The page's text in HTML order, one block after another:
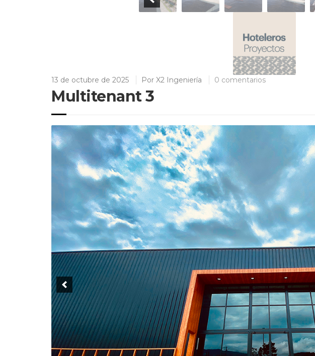
13 de octubre de 2025 Por X2 Ingeniería 0 comentarios
Multitenant 3